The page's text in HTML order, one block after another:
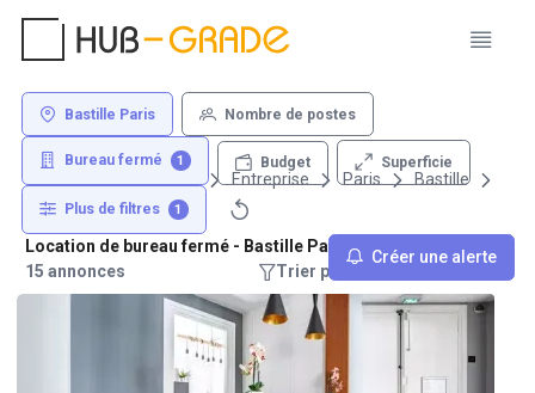
Bastille Paris Nombre de postes
Bureau fermé 1 Budget Superficie
Plus de filtres 1
Créer une alerte
Entreprise Paris Bastille
Location de bureau fermé - Bastille Paris
15 annonces
Trier par : Recommandations